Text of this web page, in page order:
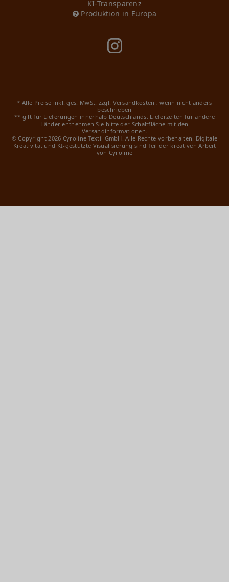
KI-Transparenz
Produktion in Europa
* Alle Preise inkl. ges. MwSt. zzgl. Versandkosten , wenn nicht anders
beschrieben
** gilt für Lieferungen innerhalb Deutschlands, Lieferzeiten für andere
Länder entnehmen Sie bitte der Schaltfläche mit den
Versandinformationen.
© Copyright 2026 Cyroline Textil GmbH. Alle Rechte vorbehalten. Digitale
Kreativität und KI-gestützte Visualisierung sind Teil der kreativen Arbeit
von Cyroline